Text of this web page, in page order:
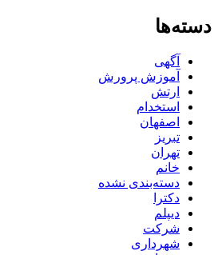
دسته‌ها
آگهی
آموزش پرورش
ارتش
استخدام
اصفهان
تبریز
تهران
خانم
دسته‌بندی نشده
دکترا
دیپلم
شرکت
شهرداری